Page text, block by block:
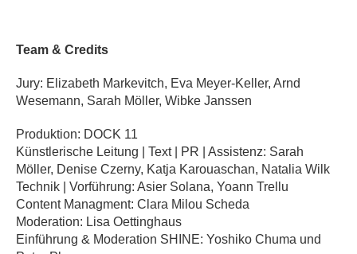
Team & Credits
Jury: Elizabeth Markevitch, Eva Meyer-Keller, Arnd
Wesemann, Sarah Möller, Wibke Janssen
Produktion: DOCK 11
Künstlerische Leitung | Text | PR | Assistenz: Sarah
Möller, Denise Czerny, Katja Karouaschan, Natalia Wilk
Technik | Vorführung: Asier Solana, Yoann Trellu
Content Managment: Clara Milou Scheda
Moderation: Lisa Oettinghaus
Einführung & Moderation SHINE: Yoshiko Chuma und